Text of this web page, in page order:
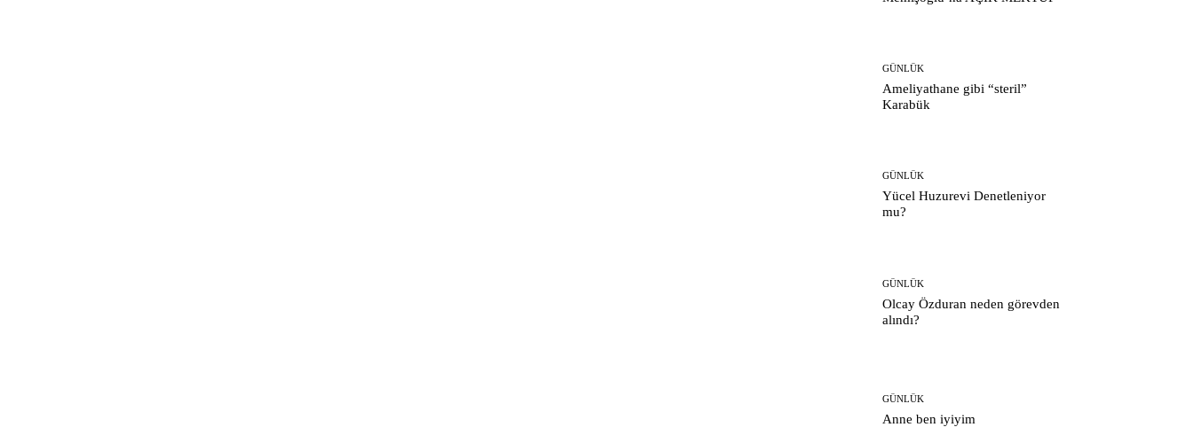
GÜNLÜK
Ameliyathane gibi “steril”
Karabük
GÜNLÜK
Yücel Huzurevi Denetleniyor
mu?
GÜNLÜK
Olcay Özduran neden görevden
alındı?
GÜNLÜK
Anne ben iyiyim